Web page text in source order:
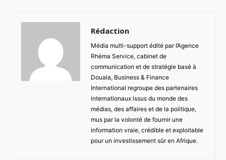
Rédaction
Média multi-support édité par l’Agence
Rhéma Service, cabinet de
communication et de stratégie basé à
Douala, Business & Finance
International regroupe des partenaires
internationaux issus du monde des
médias, des affaires et de la politique,
mus par la volonté de fournir une
information vraie, crédible et exploitable
pour un investissement sûr en Afrique.